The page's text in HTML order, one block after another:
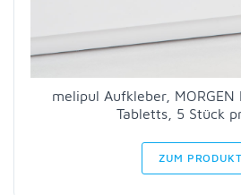
melipul Aufkleber,
Tabletts, 5 Stück
ZUM PRODUKT